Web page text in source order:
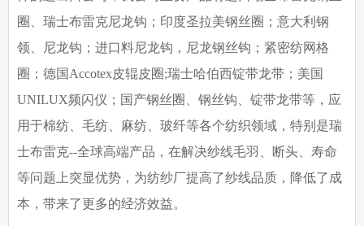
圈、瑞士布雷克尼龙钩；印度圣拉美钢丝圈；意大利钢
领、尼龙钩；进口料尼龙钩，尼龙钢丝钩；紧密纺网格
圈；德国 Accotex皮辊皮圈;瑞士哈伯西锭带龙带；美国
UNILUX频闪仪；国产钢丝圈、钢丝钩、锭带龙带等，应
用于棉纺、毛纺、麻纺、玻纤等各个纺织领域，特别是瑞
士布雷克--全球高端产品，在解决纱线毛羽、断头、寿命
等问题上突显优势，为纺纱厂提高了纱线品质，降低了成
本，带来了更多的经济效益。